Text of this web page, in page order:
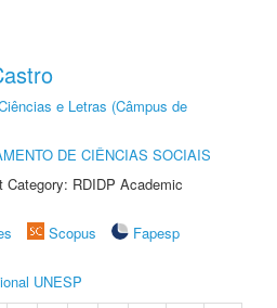
e Letras (Câmpus de
DE CIÊNCIAS SOCIAIS
RDIDP Academic
Scopus
Fapesp
UNESP